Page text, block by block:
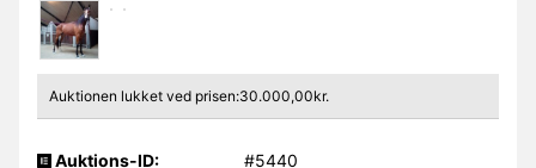
Auktionen lukket ved prisen:30.000,00kr.
Auktions-ID:
#5440